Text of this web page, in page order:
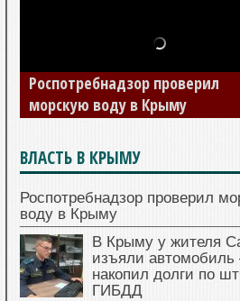
автомобиль — накопил долги
штрафам ГИБДД
ВЛАСТЬ В КРЫМУ
Роспотребнадзор проверил
воду в Крыму
В Крыму у жителя
изъяли
накопил долги по
ГИБДД